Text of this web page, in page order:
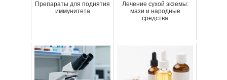
Препараты для поднятия
иммунитета
Лечение сухой экземы:
мази и народные
средства